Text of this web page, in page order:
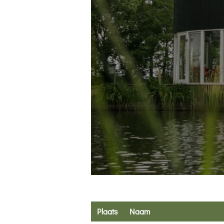
Plaats Naam